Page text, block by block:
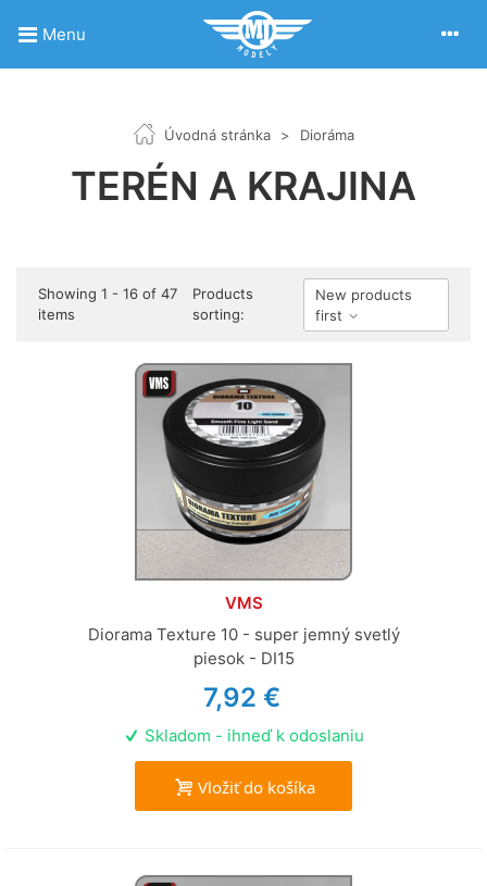
Menu
Úvodná stránka > Dioráma
TERÉN A KRAJINA
Showing 1 - 16 of 47
items
Products
sorting:
New products
first
VMS
Diorama Texture 10 - super jemný svetlý
piesok - DI15
7,92 €
Skladom - ihneď k odoslaniu
Vložiť do košíka